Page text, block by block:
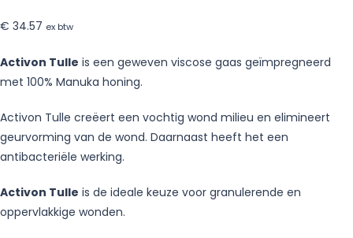
€ 34.57 ex btw
Activon Tulle is een geweven viscose gaas geïmpregneerd
met 100% Manuka honing.
Activon Tulle creëert een vochtig wond milieu en elimineert
geurvorming van de wond. Daarnaast heeft het een
antibacteriële werking.
Activon Tulle is de ideale keuze voor granulerende en
oppervlakkige wonden.